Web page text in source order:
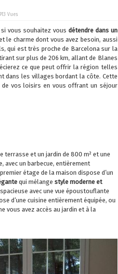
Vues
vous souhaitez vous détendre dans un
le charme dont vous avez besoin, aussi
qui est très proche de Barcelona sur la
sur plus de 206 km, allant de Blanes
ce que peut offrir la région telles
dans les villages bordant la côte. Cette
vos loisirs en vous offrant un séjour
terrasse et un jardin de 800 m² et une
avec un barbecue, entièrement
étage de la maison dispose d’un
qui mélange style moderne et
avec une vue époustouflante
d’une cuisine entièrement équipée, ou
vous avez accès au jardin et à la